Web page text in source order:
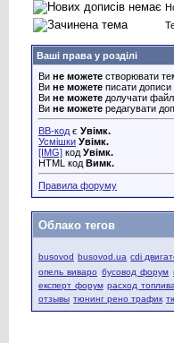
Ваші права у розділі
Ви не можете створювати
Ви не можете писати дописи
Ви не можете долучати
Ви не можете редагувати
BB-код є Увімк.
Усмішки Увімк.
[IMG] код Увімк.
HTML код Вимк.
Правила форуму
Облако тегов
busovod busovod.ua cdi
опель виваро бусовод форум
експерт форум расход
отзывы тюнинг рено трафик